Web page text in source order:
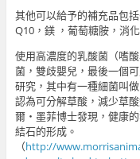
其他可以給予的補充品包
Q10，鎂 ，葡萄糖胺，消
使用高濃度的乳酸菌（嗜
菌，雙歧嬰兒，最後一個
研究，其中有一種細菌叫做
認為可分解草酸，減少草
爾・墨菲博士發現，健康
結石的形成。
（http://